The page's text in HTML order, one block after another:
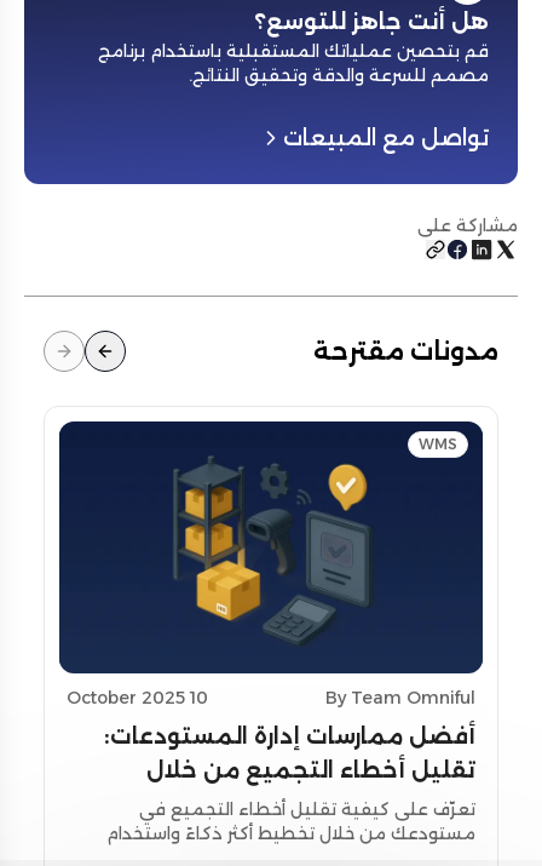
هل أنت جاهز للتوسع؟
قم بتحصين عملياتك المستقبلية باستخدام برنامج
مصمم للسرعة والدقة وتحقيق النتائج.
تواصل مع المبيعات
مشاركة على
مدونات مقترحة
WMS
By Team Omniful
10 October 2025
أفضل ممارسات إدارة المستودعات:
تقليل أخطاء التجميع من خلال
تحسين التخطيط واستخدام أدوات
المسح
تعرّف على كيفية تقليل أخطاء التجميع في
مستودعك من خلال تخطيط أكثر ذكاءً واستخدام